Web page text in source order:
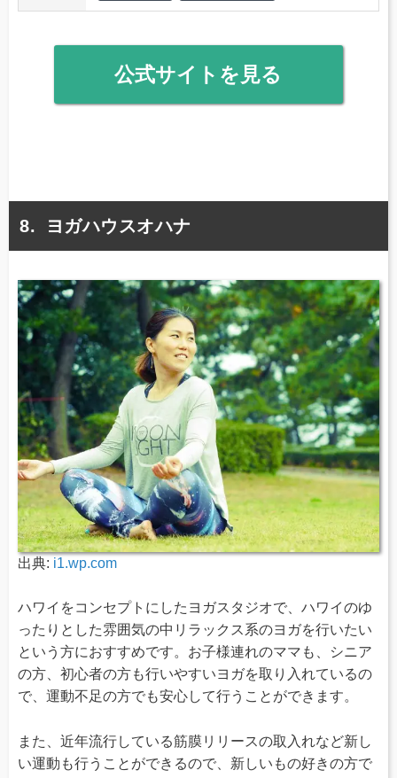
公式サイトを見る
ヨガハウスオハナ
出典: i1.wp.com
ハワイをコンセプトにしたヨガスタジオで、ハワイのゆ
ったりとした雰囲気の中リラックス系のヨガを行いたい
という方におすすめです。お子様連れのママも、シニア
の方、初心者の方も行いやすいヨガを取り入れているの
で、運動不足の方でも安心して行うことができます。
また、近年流行している筋膜リリースの取入れなど新し
い運動も行うことができるので、新しいもの好きの方で